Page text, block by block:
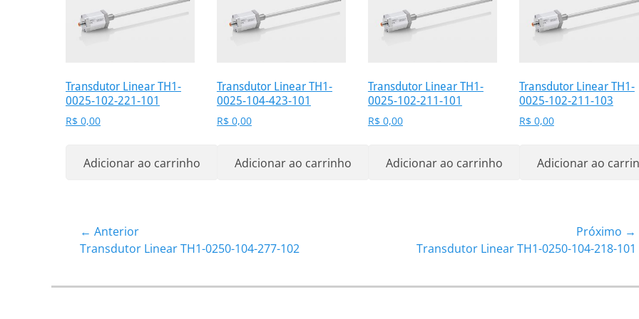
Transdutor Linear TH1-
0025-102-221-101
R$ 0,00
Adicionar ao carrinho
Transdutor Linear TH1-
0025-104-423-101
R$ 0,00
Adicionar ao carrinho
Transdutor Linear TH1-
0025-102-211-101
R$ 0,00
Adicionar ao carrinho
Transdutor Linear TH1-
0025-102-211-103
R$ 0,00
Adicionar ao
Navegação
de
Post
← Anterior
Post
Transdutor Linear TH1-0250-104-277-102
Próximo →
Transdutor Linear TH1-0250-104-218-101